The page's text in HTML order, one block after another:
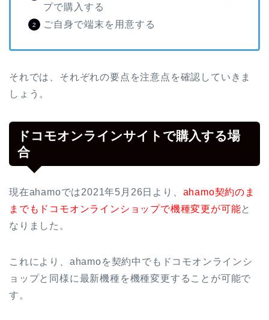
プで購入する
ご自身で端末を用意する
それでは、それぞれの要点を注意点を確認していきま
しょう。
ドコモオンラインサイトで購入する場
合
現在ahamoでは2021年5月26日より、 ahamo契約のま
までもドコモオンラインショップで機種変更が可能と
なりました。
これにより、ahamoを契約中でもドコモオンラインシ
ョップと同様に最新機種を機種変更することが可能で
す。